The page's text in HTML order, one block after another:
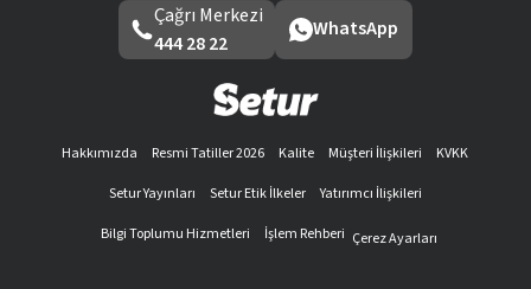
Çağrı Merkezi
444 28 22
WhatsApp
Hakkımızda Resmi Tatiller 2026 Kalite Müşteri İlişkileri
KVKK
Setur Yayınları
Setur Etik İlkeler
Yatırımcı İlişkileri
Bilgi Toplumu Hizmetleri
İşlem Rehberi Çerez Ayarları